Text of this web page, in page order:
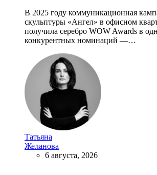
В 2025 году коммуникационная
скульптуры «Ангел» в офисном
получила серебро WOW Awards в
конкурентных номинаций —…
Татьяна
Желанова
6 августа, 2026